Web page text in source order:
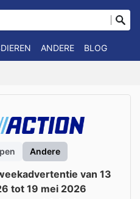
ANDERE BLOG
Andere
van 13
tot 19 mei 2026